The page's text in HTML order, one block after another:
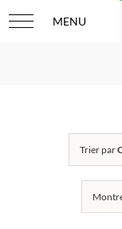
au
Trier par